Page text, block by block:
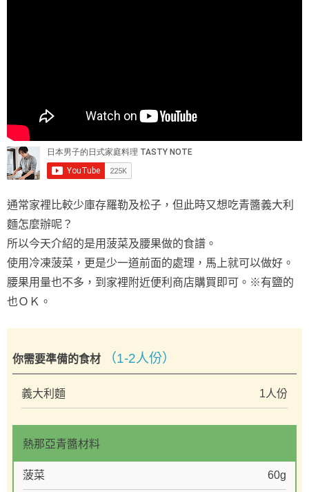
通常家裡比較少庫存羅勒及松子，但此時又想吃青醬義大利
麵怎麼辦呢？
所以今天介紹的是用菠菜及腰果做的食譜。
使用冷凍菠菜，更是少一道前面的處理，馬上就可以做好。
腰果用量也不多，到家裡附近便利商店購買即可。※有鹽的
也ＯＫ。
你需要準備的食材 （1-2人份）
義大利麵 1人份
熱那亞青醬材料
菠菜 60g